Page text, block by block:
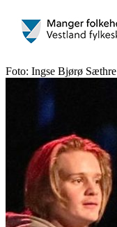
Foto: Ingse Bjørø Sæthre